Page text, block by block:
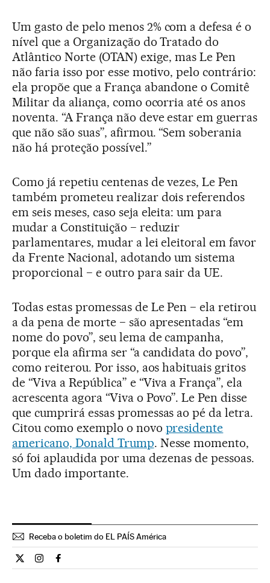
Um gasto de pelo menos 2% com a defesa é o
nível que a Organização do Tratado do
Atlântico Norte (OTAN) exige, mas Le Pen
não faria isso por esse motivo, pelo contrário:
ela propõe que a França abandone o Comitê
Militar da aliança, como ocorria até os anos
noventa. “A França não deve estar em guerras
que não são suas”, afirmou. “Sem soberania
não há proteção possível.”
Como já repetiu centenas de vezes, Le Pen
também prometeu realizar dois referendos
em seis meses, caso seja eleita: um para
mudar a Constituição − reduzir
parlamentares, mudar a lei eleitoral em favor
da Frente Nacional, adotando um sistema
proporcional − e outro para sair da UE.
Todas estas promessas de Le Pen − ela retirou
a da pena de morte − são apresentadas “em
nome do povo”, seu lema de campanha,
porque ela afirma ser “a candidata do povo”,
como reiterou. Por isso, aos habituais gritos
de “Viva a República” e “Viva a França”, ela
acrescenta agora “Viva o Povo”. Le Pen disse
que cumprirá essas promessas ao pé da letra.
Citou como exemplo o novo presidente
americano, Donald Trump. Nesse momento,
só foi aplaudida por uma dezenas de pessoas.
Um dado importante.
Receba o boletim do EL PAÍS América
Internacional El País Brasil en Twitter
Internacional El País Brasil en Instagram
Internacional El País Brasil en Facebook